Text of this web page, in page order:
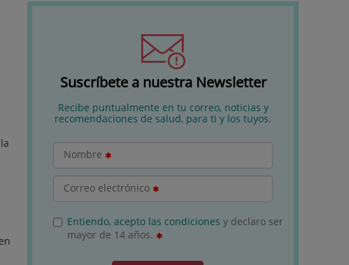
Suscríbete a nuestra Newsletter
Recibe puntualmente en tu correo, noticias y
recomendaciones de salud, para ti y los tuyos.
Nombre
Correo electrónico
Entiendo, acepto las condiciones y declaro ser
mayor de 14 años.